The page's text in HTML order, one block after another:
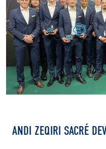
ANDI ZEQIRI SACRÉ